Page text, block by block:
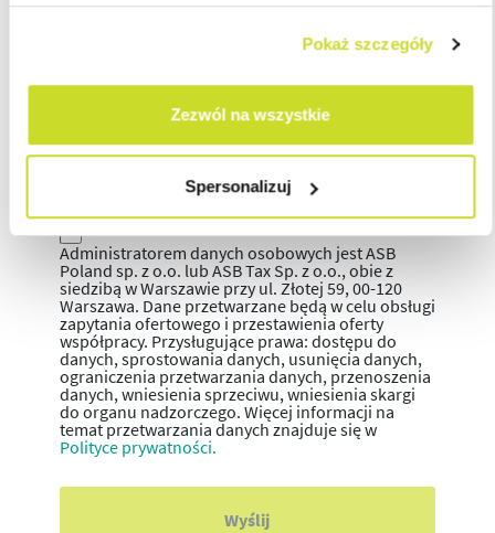
Pokaż szczegóły
Zezwól na wszystkie
Spersonalizuj
Administratorem danych osobowych jest ASB
Poland sp. z o.o. lub ASB Tax Sp. z o.o., obie z
siedzibą w Warszawie przy ul. Złotej 59, 00-120
Warszawa. Dane przetwarzane będą w celu obsługi
zapytania ofertowego i przestawienia oferty
współpracy. Przysługujące prawa: dostępu do
danych, sprostowania danych, usunięcia danych,
ograniczenia przetwarzania danych, przenoszenia
danych, wniesienia sprzeciwu, wniesienia skargi
do organu nadzorczego. Więcej informacji na
temat przetwarzania danych znajduje się w
Polityce prywatności.
Wyślij